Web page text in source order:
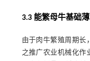
3.3 能繁母牛基础
由于肉牛繁殖周期长
之推广农业机械化作